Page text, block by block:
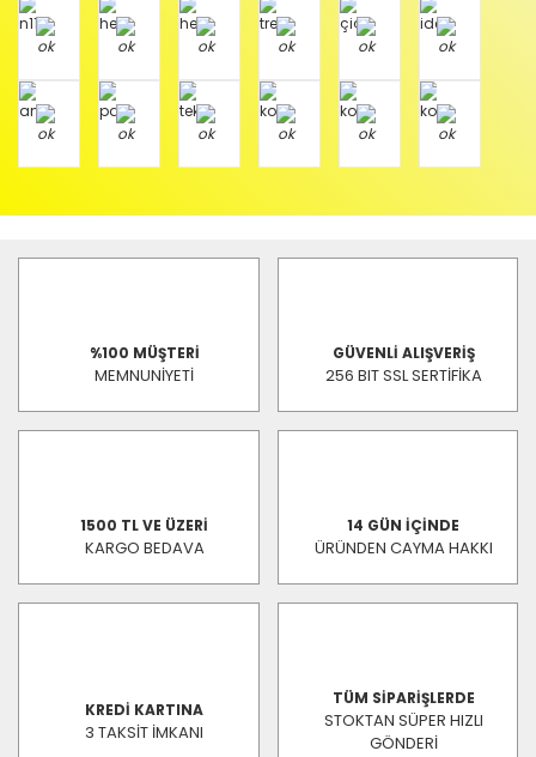
%100 MÜŞTERİ
MEMNUNİYETİ
GÜVENLİ ALIŞVERİŞ
256 BIT SSL SERTİFİKA
1500 TL VE ÜZERİ
KARGO BEDAVA
14 GÜN İÇİNDE
ÜRÜNDEN CAYMA HAKKI
KREDİ KARTINA
3 TAKSİT İMKANI
TÜM SİPARİŞLERDE
STOKTAN SÜPER HIZLI
GÖNDERİ